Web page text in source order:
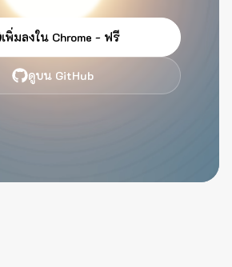
เพิ่มลงใน Chrome - ฟรี
ดูบน GitHub